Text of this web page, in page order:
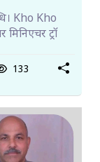
Kho Kho
ट्रॉ
133